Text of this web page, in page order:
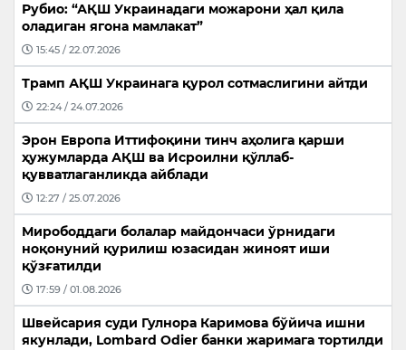
Рубио: “АҚШ Украинадаги можарони ҳал қила
оладиган ягона мамлакат”
15:45 / 22.07.2026
Трамп АҚШ Украинага қурол сотмаслигини айтди
22:24 / 24.07.2026
Эрон Европа Иттифоқини тинч аҳолига қарши
ҳужумларда АҚШ ва Исроилни қўллаб-
қувватлаганликда айблади
12:27 / 25.07.2026
Мирободдаги болалар майдончаси ўрнидаги
ноқонуний қурилиш юзасидан жиноят иши
қўзғатилди
17:59 / 01.08.2026
Швейсария суди Гулнора Каримова бўйича ишни
якунлади, Lombard Odier банки жаримага тортилди